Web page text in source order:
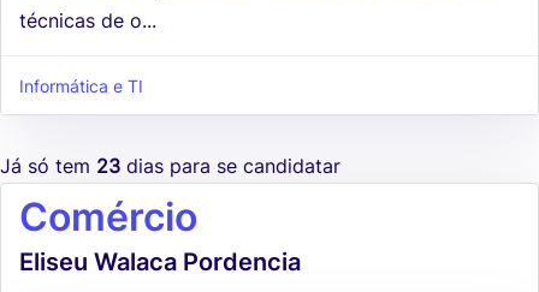
técnicas de o...
Informática e TI
Já só tem 23 dias para se candidatar
Comércio
Eliseu Walaca Pordencia